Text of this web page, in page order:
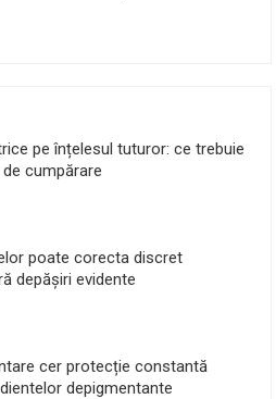
pe înțelesul tuturor: ce trebuie
cumpărare
poate corecta discret
depășiri evidente
cer protecție constantă
depigmentante